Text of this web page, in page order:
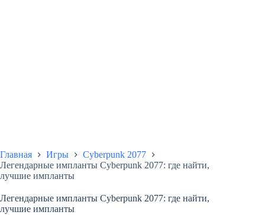
Главная Игры
Cyberpunk 2077
Легендарные импланты Cyberpunk 2077: где найти,
лучшие импланты
Легендарные импланты Cyberpunk 2077: где найти,
лучшие импланты